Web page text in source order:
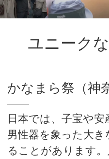
ユニーク
かなまら祭（神
日本では、子宝や安
男性器を象った大
ることがあります